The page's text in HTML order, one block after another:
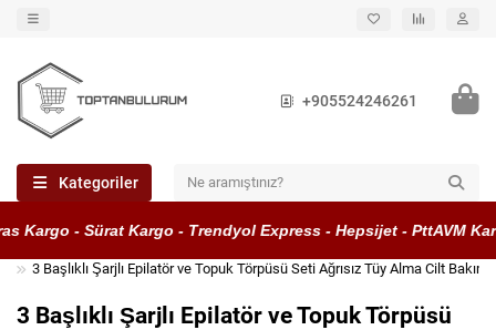
+905524246261
Kategoriler
- Sürat Kargo - Trendyol Express - Hepsijet - PttAVM Kargo
3 Başlıklı Şarjlı Epilatör ve Topuk Törpüsü Seti Ağrısız Tüy Alma Cilt Bakımı
3 Başlıklı Şarjlı Epilatör ve Topuk Törpüsü